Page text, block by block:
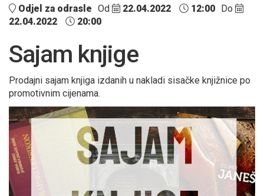
Odjel za odrasle Od 22.04.2022 12:00 Do
22.04.2022
20:00
Sajam knjige
Prodajni sajam knjiga izdanih u nakladi sisačke knjižnice po
promotivnim cijenama.